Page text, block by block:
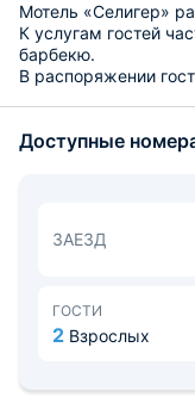
Мотель «Селигер»
К услугам гостей
барбекю.
В распоряжении
Каждый номер
Доступные
ЗАЕЗД
ГОСТИ
2 Взрослых